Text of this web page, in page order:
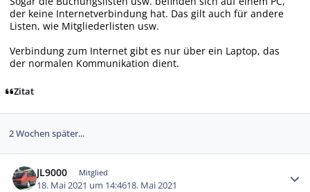
der keine Internetverbindung hat. Das gilt auch für andere
Listen, wie Mitgliederlisten usw.
Verbindung zum Internet gibt es nur über ein Laptop, das
der normalen Kommunikation dient.
Zitat
2 Wochen später...
JL9000 Mitglied
18. Mai 2021 um 14:4618. Mai 2021